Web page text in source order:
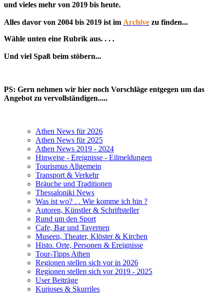
und vieles mehr von 2019 bis heute.
Alles davor von 2004 bis 2019 ist im Archive zu finden...
Wähle unten eine Rubrik aus. . . .
Und viel Spaß beim stöbern...
PS: Gern nehmen wir hier noch Vorschläge entgegen um das
Angebot zu vervollständigen.....
Athen News für 2026
Athen News für 2025
Athen News 2019 - 2024
Hinweise - Ereignisse - Eilmeldungen
Tourismus Allgemein
Transport & Verkehr
Bräuche und Traditionen
Thessaloniki News
Was ist wo? . . Wie komme ich hin ?
Autoren, Künstler & Schriftsteller
Rund um den Sport
Cafe, Bar und Tavernen
Museen, Theater, Klöster & Kirchen
Histo. Orte, Personen & Ereignisse
Tour-Tipps Athen
Regionen stellen sich vor in 2026
Regionen stellen sich vor 2019 - 2025
User Beiträge
Kurioses & Skurriles